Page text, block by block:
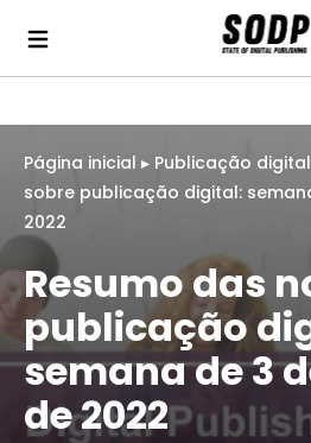
Página inicial ▸ Publicação digital
sobre publicação digital:
2022
Resumo das
publicação
semana de 3
de 2022